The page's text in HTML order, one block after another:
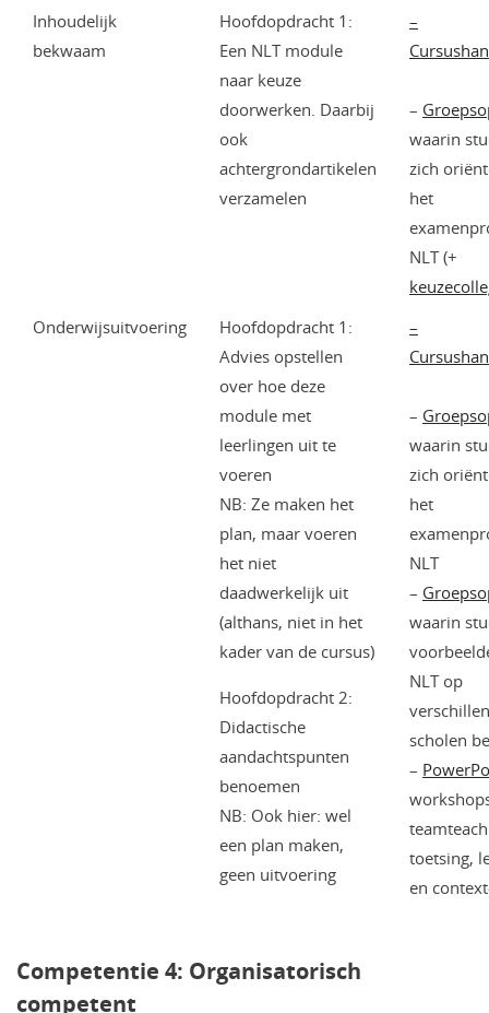
Inhoudelijk
bekwaam
Hoofdopdracht 1:
Een NLT module
naar keuze
doorwerken. Daarbij
ook
achtergrondartikelen
verzamelen
–
–
waarin
zich
het
NLT (+
Onderwijsuitvoering
Hoofdopdracht 1:
Advies opstellen
over hoe deze
module met
leerlingen uit te
voeren
NB: Ze maken het
plan, maar voeren
het niet
daadwerkelijk uit
(althans, niet in het
kader van de cursus)
Hoofdopdracht 2:
Didactische
aandachtspunten
benoemen
NB: Ook hier: wel
een plan maken,
geen uitvoering
–
–
waarin
zich
het
NLT
–
waarin
NLT op
scholen
–
toetsing,
en
Competentie 4: Organisatorisch
competent